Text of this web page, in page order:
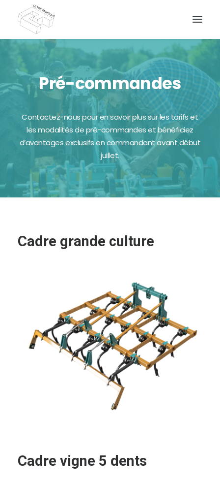
DEMANDEZ UN DEVIS
Pré-commandes
Contactez-nous pour en savoir plus sur les tarifs et
les modalités de pré-commandes et bénéficiez
d’avantages exclusifs en commandant avant début
juillet.
Cadre grande culture
Cadre vigne 5 dents